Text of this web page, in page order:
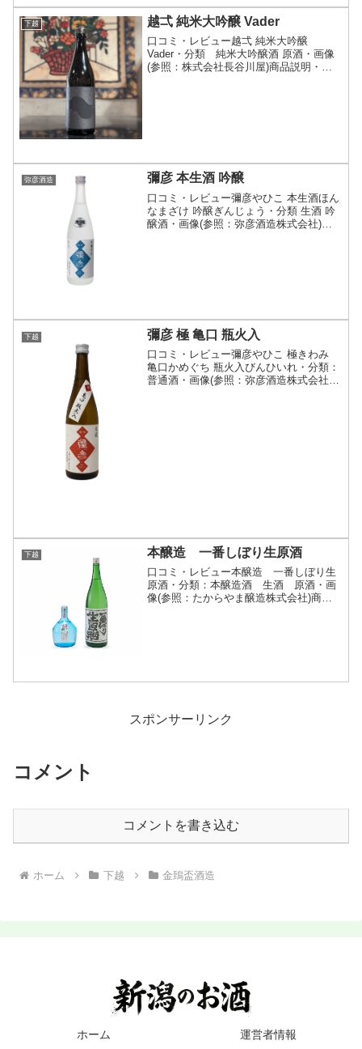
「きめ細やかさ」を兼ね備えた 口あたり
抜群の自信作で...
下越 越弌 純米大吟醸 Vader
口コミ・レビュー越弌 純米大吟醸
Vader・分類 純米大吟醸酒 原酒・画像
(参照：株式会社長谷川屋)商品説明・特
弥彦酒造 彌彦 本生酒 吟醸
口コミ・レビュー彌彦やひこ 本生酒ほん
なまざけ 吟醸ぎんじょう・分類 生酒 吟
醸酒・画像(参照：弥彦酒造株式会社)商
下越 彌彦 極 亀口 瓶火入
口コミ・レビュー彌彦やひこ 極きわみ
亀口かめぐち 瓶火入びんひいれ・分類：
普通酒・画像(参照：弥彦酒造株式会社)
下越 本醸造 一番しぼり生原酒
口コミ・レビュー本醸造 一番しぼり生
原酒・分類：本醸造酒 生酒 原酒・画
像(参照：たからやま醸造株式会社)商品
スポンサーリンク
コメント
コメントを書き込む
ホーム 下越 金鵄盃酒造
ホーム 運営者情報